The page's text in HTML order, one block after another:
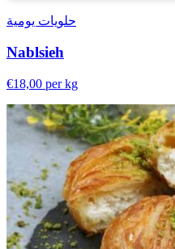
حلويات يومية
Nablsieh
€18,00 per kg